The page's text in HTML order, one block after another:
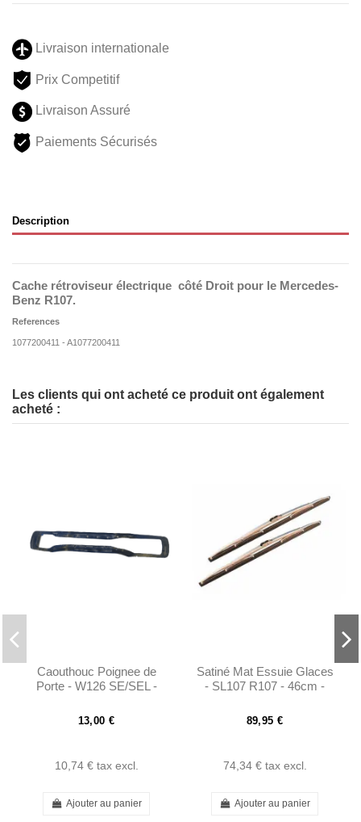
Livraison internationale
Prix Competitif
Livraison Assuré
Paiements Sécurisés
Description
Cache rétroviseur électrique côté Droit pour le Mercedes-
Benz R107.
References
1077200411 - A1077200411
Les clients qui ont acheté ce produit ont également
acheté :
Caouthouc Poignee de
Porte - W126 SE/SEL -
1267660105
13,00 €
10,74 € tax excl.
Ajouter au panier
Satiné Mat Essuie Glaces
- SL107 R107 - 46cm -
89,95 €
74,34 € tax excl.
Ajouter au panier